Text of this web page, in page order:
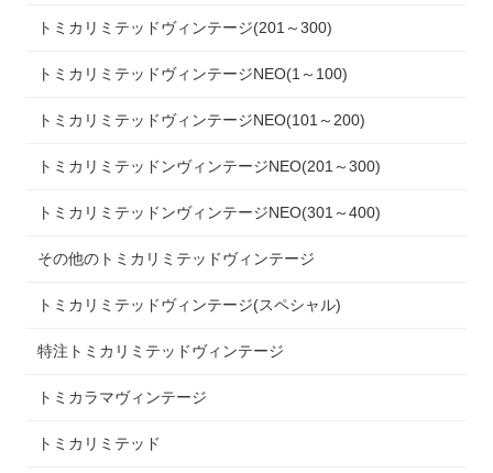
トミカリミテッドヴィンテージ(201～300)
トミカリミテッドヴィンテージNEO(1～100)
トミカリミテッドヴィンテージNEO(101～200)
トミカリミテッドンヴィンテージNEO(201～300)
トミカリミテッドンヴィンテージNEO(301～400)
その他のトミカリミテッドヴィンテージ
トミカリミテッドヴィンテージ(スペシャル)
特注トミカリミテッドヴィンテージ
トミカラマヴィンテージ
トミカリミテッド